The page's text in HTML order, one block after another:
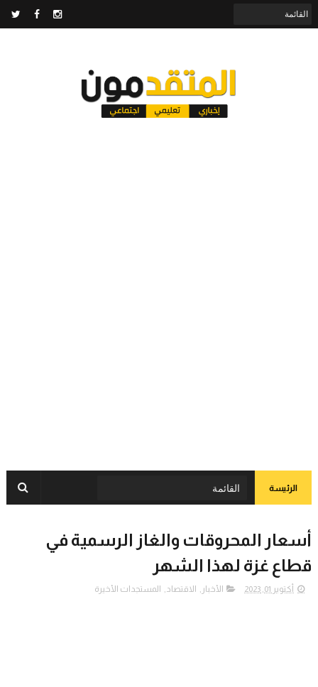
الرئيسة
أسعار المحروقات والغاز الرسمية في
قطاع غزة لهذا الشهر
أكتوبر 01, 2023 الأخبار , الاقتصاد, المستجدات الأخيرة